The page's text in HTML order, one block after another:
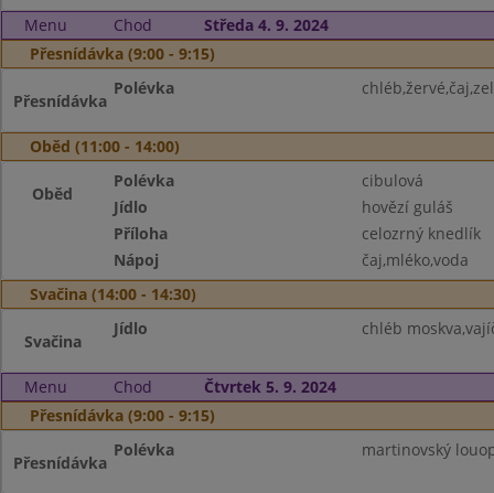
Menu Chod
Středa 4. 9. 2024
Přesnídávka (9:00 - 9:15)
Přesnídávka
Polévka
Oběd (11:00 - 14:00)
Oběd
Polévka
cibulová
Jídlo
hovězí guláš
Příloha
celozrný knedlík
Nápoj
čaj,mléko,voda
Svačina (14:00 - 14:30)
Svačina
Jídlo chléb
Menu Chod
Čtvrtek 5. 9. 2024
Přesnídávka (9:00 - 9:15)
Přesnídávka
Polévka martinovský